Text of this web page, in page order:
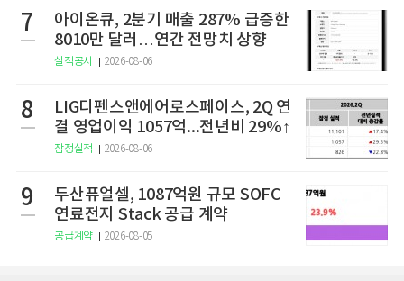
7
아이온큐, 2분기 매출 287% 급증한
8010만 달러…연간 전망치 상향
실적공시 2026-08-06
8
LIG디펜스앤에어로스페이스, 2Q 연
결 영업이익 1057억...전년비 29%↑
잠정실적 2026-08-06
9
두산퓨얼셀, 1087억원 규모 SOFC
연료전지 Stack 공급 계약
공급계약 2026-08-05